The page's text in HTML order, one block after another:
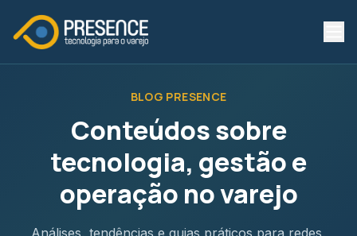
BLOG PRESENCE
Conteúdos sobre
tecnologia, gestão e
operação no varejo
Análises, tendências e guias práticos para redes,